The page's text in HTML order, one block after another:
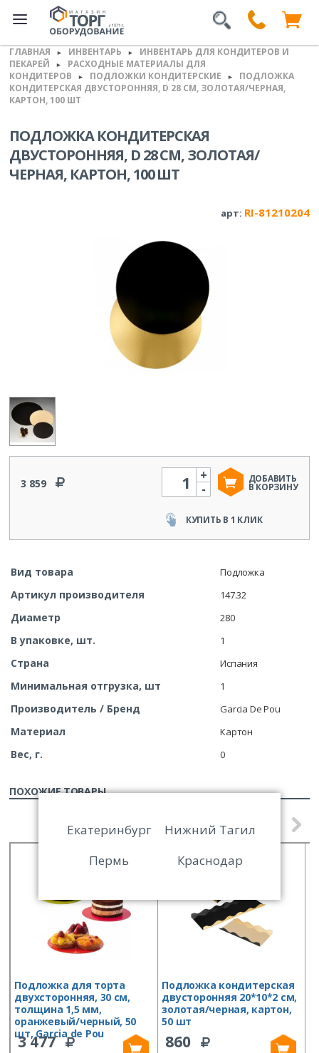
ГЛАВНАЯ ► ИНВЕНТАРЬ ►
ИНВЕНТАРЬ ДЛЯ КОНДИТЕРОВ И
ПЕКАРЕЙ
►
РАСХОДНЫЕ МАТЕРИАЛЫ ДЛЯ
КОНДИТЕРОВ
► ПОДЛОЖКИ КОНДИТЕРСКИЕ ►
ПОДЛОЖКА
КОНДИТЕРСКАЯ ДВУСТОРОННЯЯ, D 28 СМ, ЗОЛОТАЯ/ЧЕРНАЯ,
КАРТОН, 100 ШТ
ПОДЛОЖКА КОНДИТЕРСКАЯ
ДВУСТОРОННЯЯ, D 28 СМ, ЗОЛОТАЯ/
ЧЕРНАЯ, КАРТОН, 100 ШТ
арт: RI-81210204
3 859
Количество
-
+ ДОБАВИТЬ
В КОРЗИНУ
КУПИТЬ В 1 КЛИК
Вид товара Подложка
Артикул производителя 147.32
Диаметр 280
В упаковке, шт. 1
Страна Испания
Минимальная отгрузка, шт 1
Производитель / Бренд Garcia De Pou
Материал Картон
Вес, г. 0
ПОХОЖИЕ ТОВАРЫ
Подложка для торта
двухсторонняя, 30 см,
толщина 1,5 мм,
оранжевый/черный, 50
шт, Garcia de Pou
3 477
Подложка кондитерская
двусторонняя 20*10*2 см,
золотая/черная, картон,
50 шт
860
Екатеринбург
Нижний Тагил
Пермь
Краснодар